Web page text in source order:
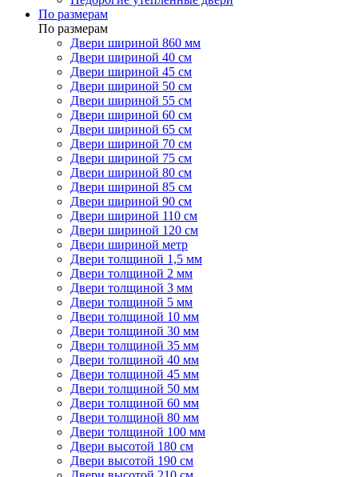
По размерам
По размерам
Двери шириной 860 мм
Двери шириной 40 см
Двери шириной 45 см
Двери шириной 50 см
Двери шириной 55 см
Двери шириной 60 см
Двери шириной 65 см
Двери шириной 70 см
Двери шириной 75 см
Двери шириной 80 см
Двери шириной 85 см
Двери шириной 90 см
Двери шириной 110 см
Двери шириной 120 см
Двери шириной метр
Двери толщиной 1,5 мм
Двери толщиной 2 мм
Двери толщиной 3 мм
Двери толщиной 5 мм
Двери толщиной 10 мм
Двери толщиной 30 мм
Двери толщиной 35 мм
Двери толщиной 40 мм
Двери толщиной 45 мм
Двери толщиной 50 мм
Двери толщиной 60 мм
Двери толщиной 80 мм
Двери толщиной 100 мм
Двери высотой 180 см
Двери высотой 190 см